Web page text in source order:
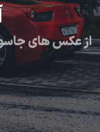
از عکس های